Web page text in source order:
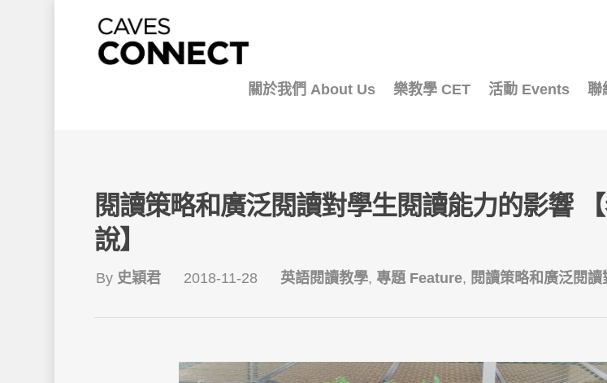
關於我們 About Us 樂教學 CET 活動 Events 聯
閱讀策略和廣泛閱讀對學生閱讀能力的影響
說】
By 史穎君 2018-11-28 英語閱讀教學, 專題 Feature, 閱讀策略和廣泛閱